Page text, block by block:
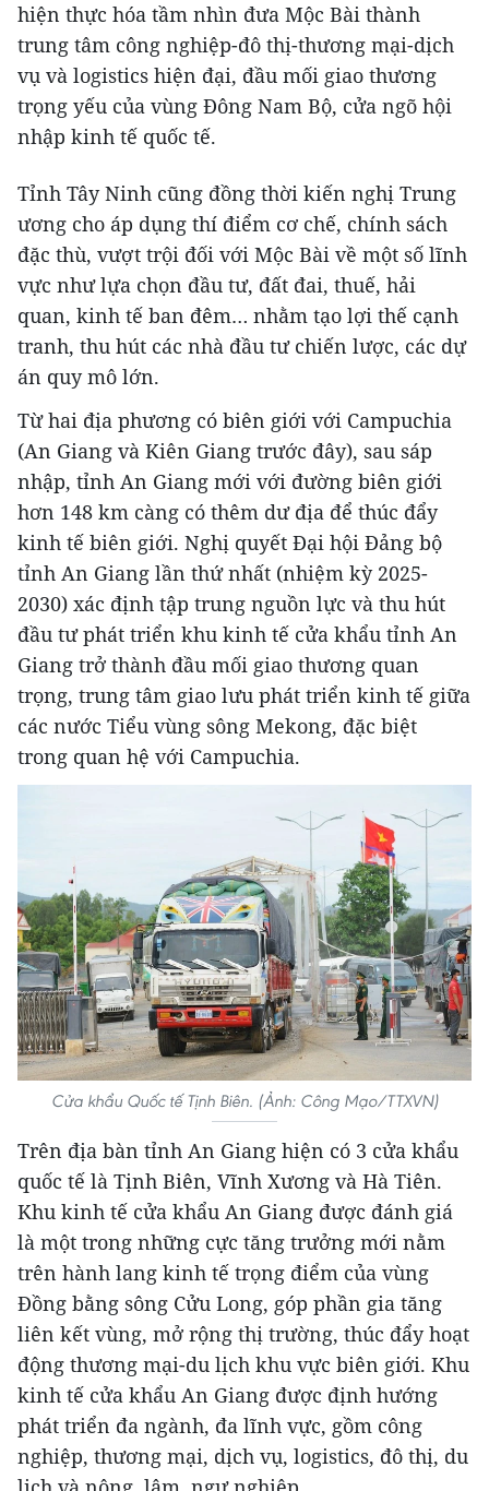
hiện thực hóa tầm nhìn đưa Mộc Bài thành
trung tâm công nghiệp-đô thị-thương mại-dịch
vụ và logistics hiện đại, đầu mối giao thương
trọng yếu của vùng Đông Nam Bộ, cửa ngõ hội
nhập kinh tế quốc tế.
Tỉnh Tây Ninh cũng đồng thời kiến nghị Trung
ương cho áp dụng thí điểm cơ chế, chính sách
đặc thù, vượt trội đối với Mộc Bài về một số lĩnh
vực như lựa chọn đầu tư, đất đai, thuế, hải
quan, kinh tế ban đêm… nhằm tạo lợi thế cạnh
tranh, thu hút các nhà đầu tư chiến lược, các dự
án quy mô lớn.
Từ hai địa phương có biên giới với Campuchia
(An Giang và Kiên Giang trước đây), sau sáp
nhập, tỉnh An Giang mới với đường biên giới
hơn 148 km càng có thêm dư địa để thúc đẩy
kinh tế biên giới. Nghị quyết Đại hội Đảng bộ
tỉnh An Giang lần thứ nhất (nhiệm kỳ 2025-
2030) xác định tập trung nguồn lực và thu hút
đầu tư phát triển khu kinh tế cửa khẩu tỉnh An
Giang trở thành đầu mối giao thương quan
trọng, trung tâm giao lưu phát triển kinh tế giữa
các nước Tiểu vùng sông Mekong, đặc biệt
trong quan hệ với Campuchia.
Cửa khẩu Quốc tế Tịnh Biên. (Ảnh: Công Mạo/TTXVN)
Trên địa bàn tỉnh An Giang hiện có 3 cửa khẩu
quốc tế là Tịnh Biên, Vĩnh Xương và Hà Tiên.
Khu kinh tế cửa khẩu An Giang được đánh giá
là một trong những cực tăng trưởng mới nằm
trên hành lang kinh tế trọng điểm của vùng
Đồng bằng sông Cửu Long, góp phần gia tăng
liên kết vùng, mở rộng thị trường, thúc đẩy hoạt
động thương mại-du lịch khu vực biên giới. Khu
kinh tế cửa khẩu An Giang được định hướng
phát triển đa ngành, đa lĩnh vực, gồm công
nghiệp, thương mại, dịch vụ, logistics, đô thị, du